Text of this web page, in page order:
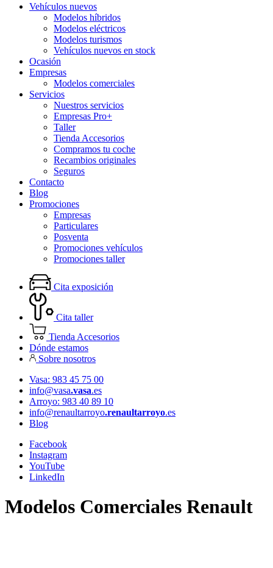
Vehículos nuevos
Modelos híbridos
Modelos eléctricos
Modelos turismos
Vehículos nuevos en stock
Ocasión
Empresas
Modelos comerciales
Servicios
Nuestros servicios
Empresas Pro+
Taller
Tienda Accesorios
Compramos tu coche
Recambios originales
Seguros
Contacto
Blog
Promociones
Empresas
Particulares
Posventa
Promociones vehículos
Promociones taller
Cita exposición
Cita taller
Tienda Accesorios
Dónde estamos
Sobre nosotros
Vasa: 983 45 75 00
info@vasa.vasa.es
Arroyo: 983 40 89 10
info@renaultarroyo.renaultarroyo.es
Blog
Facebook
Instagram
YouTube
LinkedIn
Modelos Comerciales Renault